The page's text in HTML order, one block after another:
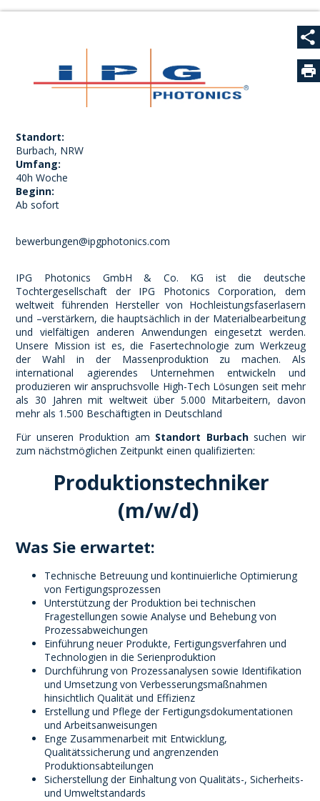
IPG Photonics GmbH & Co. KG ist die deutsche
Tochtergesellschaft der IPG Photonics Corporation, dem
weltweit führenden Hersteller von Hochleistungsfaserlasern
und –verstärkern, die hauptsächlich in der Materialbearbeitung
und vielfältigen anderen Anwendungen eingesetzt werden.
Unsere Mission ist es, die Fasertechnologie zum Werkzeug
der Wahl in der Massenproduktion zu machen. Als
international agierendes Unternehmen entwickeln und
produzieren wir anspruchsvolle High-Tech Lösungen seit mehr
als 30 Jahren mit weltweit über 5.000 Mitarbeitern, davon
mehr als 1.500 Beschäftigten in Deutschland
Für unseren Produktion am Standort Burbachsuchen wir
zum nächstmöglichen Zeitpunkt einen qualifizierten:
Produktionstechniker
(m/w/d)
Was Sie erwartet:
Technische Betreuung und kontinuierliche Optimierung
von Fertigungsprozessen
Unterstützung der Produktion bei technischen
Fragestellungen sowie Analyse und Behebung von
Prozessabweichungen
Einführung neuer Produkte, Fertigungsverfahren und
Technologien in die Serienproduktion
Durchführung von Prozessanalysen sowie Identifikation
und Umsetzung von Verbesserungsmaßnahmen
hinsichtlich Qualität und Effizienz
Erstellung und Pflege der Fertigungsdokumentationen
und Arbeitsanweisungen
Enge Zusammenarbeit mit Entwicklung,
Qualitätssicherung und angrenzenden
Produktionsabteilungen
Sicherstellung der Einhaltung von Qualitäts-, Sicherheits-
und Umweltstandards
Bei Facebook teilen
Bei X teilen
Standort:
Burbach, NRW
Umfang:
40h Woche
Beginn:
Ab sofort
bewerbungen@ipgphotonics.com